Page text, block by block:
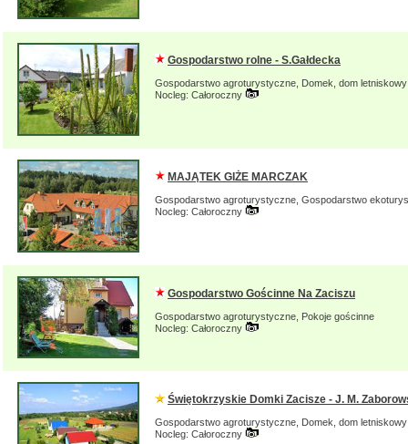
Gospodarstwo rolne - S.Gałdecka
Gospodarstwo agroturystyczne, Domek, dom letniskowy
Nocleg: Całoroczny
MAJĄTEK GIŻE MARCZAK
Gospodarstwo agroturystyczne, Gospodarstwo
Nocleg: Całoroczny
Gospodarstwo Gościnne Na Zaciszu
Gospodarstwo agroturystyczne, Pokoje gościnne
Nocleg: Całoroczny
Świętokrzyskie Domki Zacisze - J. M.
Gospodarstwo agroturystyczne, Domek, dom letniskowy
Nocleg: Całoroczny